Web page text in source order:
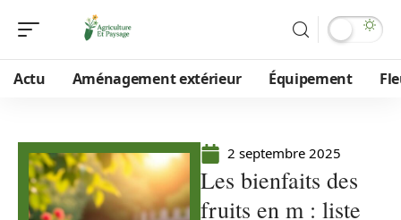
Actu Aménagement extérieur Équipement
2 septembre 2025
Les bienfaits des
fruits en m : liste